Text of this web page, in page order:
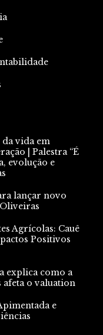
vida em
| Palestra “É
evolução e
lançar novo
Agrícolas: Cauê
Positivos
explica como a
afeta o valuation
e